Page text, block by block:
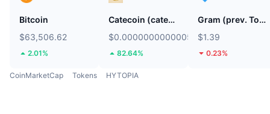
Bitcoin
$63,506.62
2.01%
Catecoin (catecoin.shop)
$0.0000000000005437
82.64%
Gram (prev. Toncoin)
$1.39
0.23%
CoinMarketCap Tokens HYTOPIA